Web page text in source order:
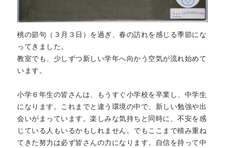
桃の節句（３月３日）を過ぎ、春の訪れを感じる季節にな
ってきました。
教室でも、少しずつ新しい学年へ向かう空気が流れ始めて
います。
小学６年生の皆さんは、もうすぐ小学校を卒業し、中学生
になります。これまでと違う環境の中で、新しい勉強や出
会いがまっています。楽しみな気持ちと同時に、不安を感
じている人もいるかもしれません。でもここまで積み重ね
てきた努力は必ず皆さんの力になります。自信を持って中